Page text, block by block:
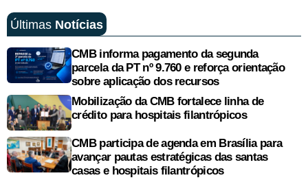
Últimas Notícias
CMB informa pagamento da segunda
parcela da PT nº 9.760 e reforça orientação
sobre aplicação dos recursos
Mobilização da CMB fortalece linha de
crédito para hospitais filantrópicos
CMB participa de agenda em Brasília para
avançar pautas estratégicas das santas
casas e hospitais filantrópicos